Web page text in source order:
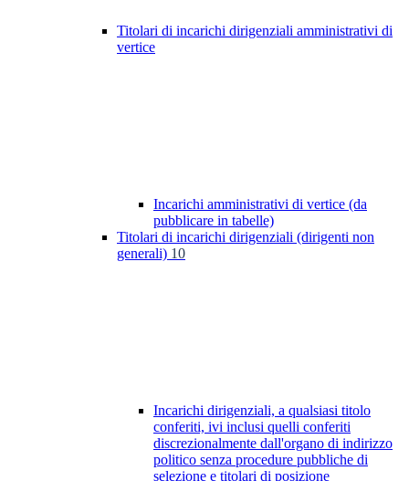
Titolari di incarichi dirigenziali amministrativi di
vertice
Incarichi amministrativi di vertice (da
pubblicare in tabelle)
Titolari di incarichi dirigenziali (dirigenti non
generali) 10
Incarichi dirigenziali, a qualsiasi titolo
conferiti, ivi inclusi quelli conferiti
discrezionalmente dall'organo di indirizzo
politico senza procedure pubbliche di
selezione e titolari di posizione